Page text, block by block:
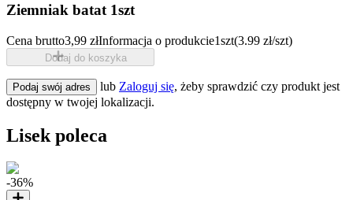
Ziemniak batat 1szt
Cena brutto3,99 złInformacja o produkcie1szt(3.99 zł/szt)
Dodaj do koszyka
Podaj swój adres lub Zaloguj się, żeby sprawdzić czy produkt jest
dostępny w twojej lokalizacji.
Lisek poleca
-36%